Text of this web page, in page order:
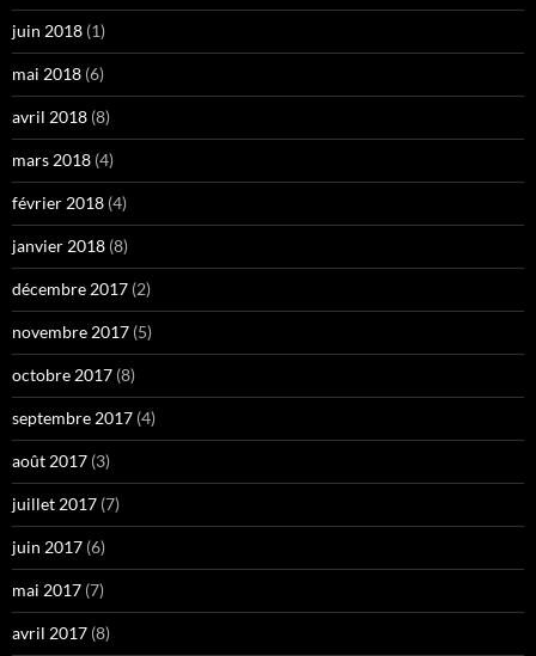
juin 2018 (1)
mai 2018 (6)
avril 2018 (8)
mars 2018 (4)
février 2018 (4)
janvier 2018 (8)
décembre 2017 (2)
novembre 2017 (5)
octobre 2017 (8)
septembre 2017 (4)
août 2017 (3)
juillet 2017 (7)
juin 2017 (6)
mai 2017 (7)
avril 2017 (8)